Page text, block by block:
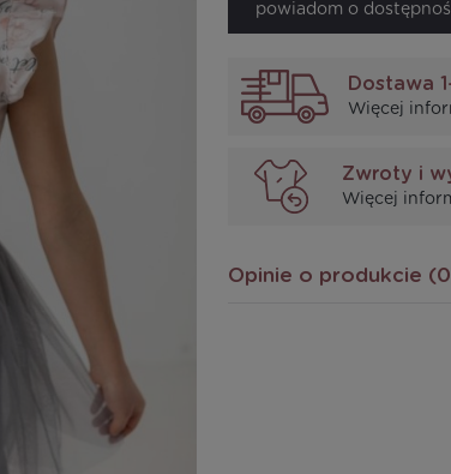
powiadom o
Dostawa
Więcej
Zwroty i
Więcej
Opinie o produkcie